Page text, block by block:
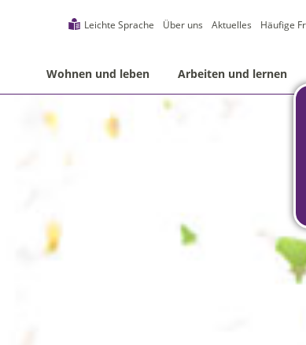
Wohnen und leben Arbeiten und lernen
Leichte Sprache Über uns Aktuelles Häufige